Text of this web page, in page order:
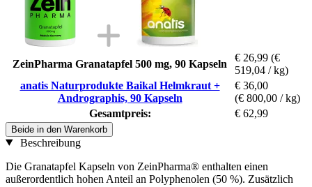
ZeinPharma Granatapfel 500 mg, 90 Kapseln
€ 26,99 (€
519,04 / kg)
anatis Naturprodukte Baikal Helmkraut +
Andrographis, 90 Kapseln
€ 36,00
(€ 800,00 / kg)
Gesamtpreis:
€ 62,99
Beide in den Warenkorb
Beschreibung
Die Granatapfel Kapseln von ZeinPharma® enthalten einen
außerordentlich hohen Anteil an Polyphenolen (50 %). Zusätzlich